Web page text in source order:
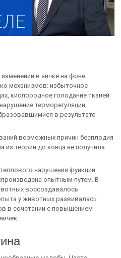
в яичке на фоне
механизмов: избыточное
кислородное голодание тканей
терморегуляции,
в результате
возможных причин бесплодия
из теорий до конца не получила
нарушения функции
опытным путем. В
воссоздавалось
у животных развивалась
в сочетании с повышением